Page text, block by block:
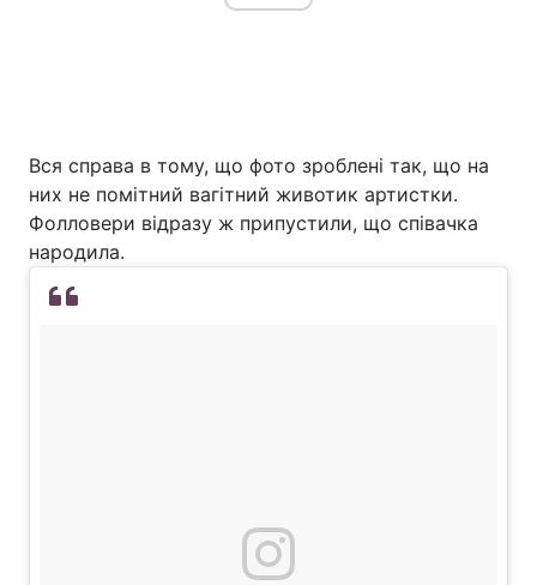
Вся справа в тому, що фото зроблені так, що на
них не помітний вагітний животик артистки.
Фолловери відразу ж припустили, що співачка
народила.